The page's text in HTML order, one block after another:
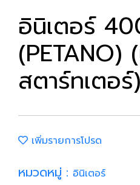
อินิเตอร์
(PETANO)
สตาร์ทเตอร์)
เพิ่มรายการโปรด
หมวดหมู่ : อินิเตอร์